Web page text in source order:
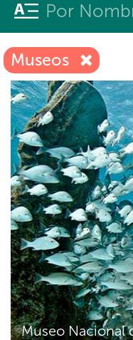
Por
Museos
Museo Nacional